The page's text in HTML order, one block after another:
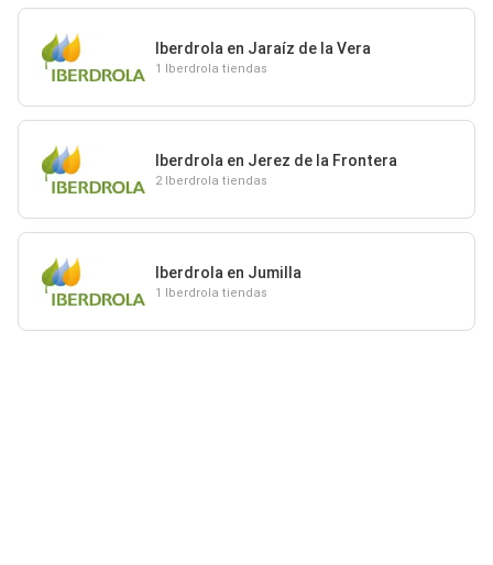
Iberdrola en Jaraíz de la Vera
1 Iberdrola tiendas
Iberdrola en Jerez de la Frontera
2 Iberdrola tiendas
Iberdrola en Jumilla
1 Iberdrola tiendas